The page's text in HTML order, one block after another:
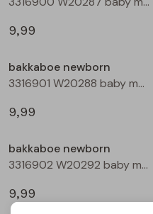
Bermuda's
Lange broeken
9,99
bakkaboe newborn
3316901 W20288 baby meisjes basismode Rose
9,99
bakkaboe newborn
3316902 W20292 baby meisjes basismode Peach
9,99